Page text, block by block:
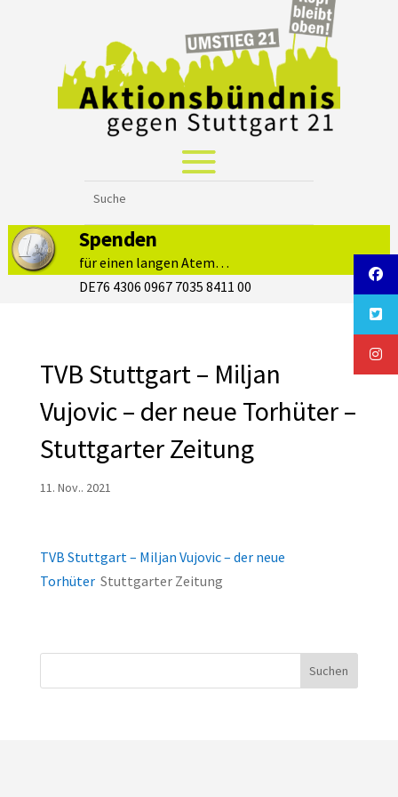
Spenden
für einen langen Atem…
DE76 4306 0967 7035 8411 00
TVB Stuttgart – Miljan
Vujovic – der neue Torhüter –
Stuttgarter Zeitung
11. Nov.. 2021
TVB Stuttgart – Miljan Vujovic – der neue
Torhüter Stuttgarter Zeitung
Suchen